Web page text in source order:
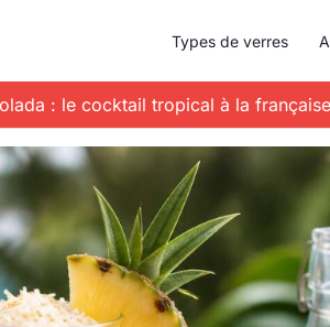
Types de verres
: le cocktail tropical à la française